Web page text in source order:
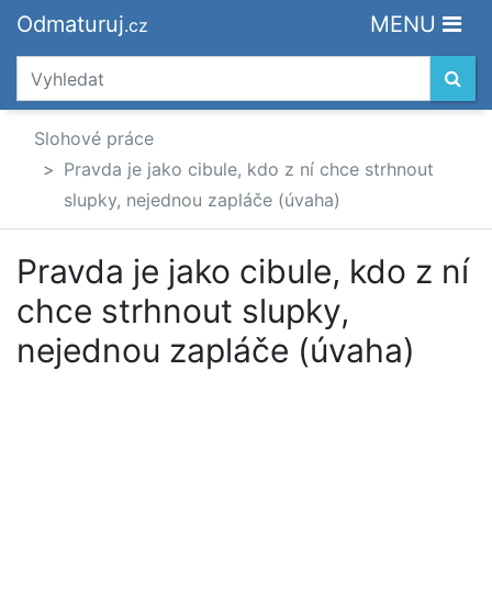
Odmaturuj.cz MENU
Slohové práce
Pravda je jako cibule, kdo z ní chce strhnout
slupky, nejednou zapláče (úvaha)
Pravda je jako cibule, kdo z ní
chce strhnout slupky,
nejednou zapláče (úvaha)